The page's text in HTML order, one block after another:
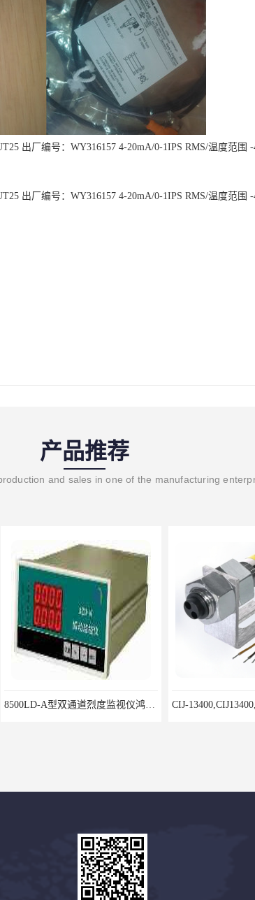
出厂编号：WY316157 4-20mA/0-1IPS RMS/温度范
出厂编号：WY316157 4-20mA/0-1IPS RMS/温度范
产品推荐
and sales in one of the manufacturing
8500LD-A型双通道烈度监视仪鸿泰产品性价比好